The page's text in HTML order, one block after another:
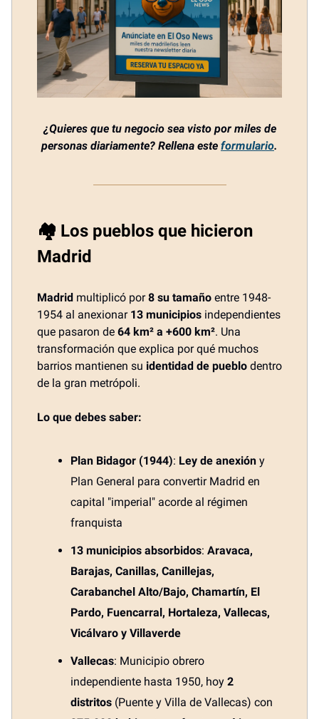
¿Quieres que tu negocio sea visto por miles de
personas diariamente? Rellena este formulario.
🏘️ Los pueblos que hicieron
Madrid
Madrid multiplicó por8 su tamaño entre 1948-
1954 al anexionar 13 municipios independientes
que pasaron de 64 km² a +600 km². Una
transformación que explica por qué muchos
barrios mantienen su identidad de pueblo dentro
de la gran metrópoli.
Lo que debes saber:
Plan Bidagor (1944): Ley de anexión y
Plan General para convertir Madrid en
capital "imperial" acorde al régimen
franquista
13 municipios absorbidos: Aravaca,
Barajas, Canillas, Canillejas,
Carabanchel Alto/Bajo, Chamartín, El
Pardo, Fuencarral, Hortaleza, Vallecas,
Vicálvaro y Villaverde
Vallecas: Municipio obrero
independiente hasta 1950, hoy 2
distritos (Puente y Villa de Vallecas) con